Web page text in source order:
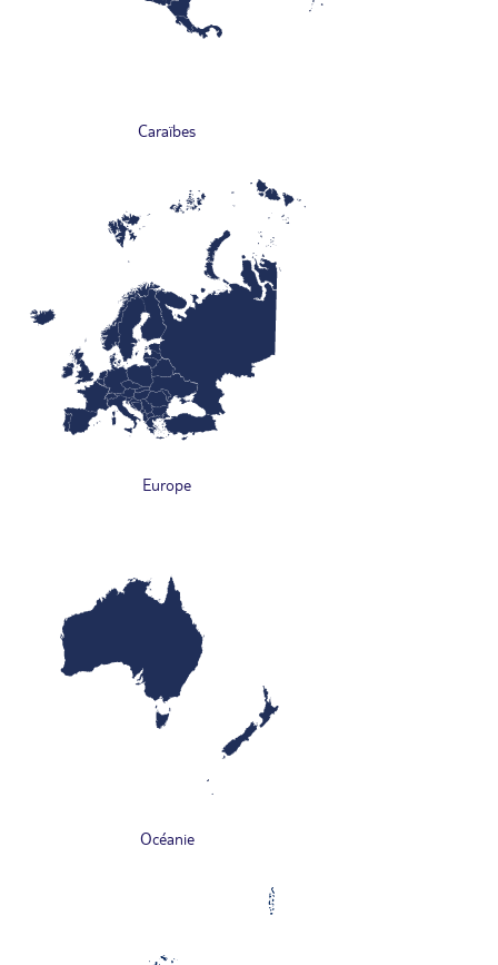
Caraïbes
Europe
Océanie